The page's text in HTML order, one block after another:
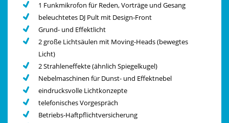
1 Funkmikrofon für Reden, Vorträge und Gesang
beleuchtetes DJ Pult mit Design-Front
Grund- und Effektlicht
2 große Lichtsäulen mit Moving-Heads (bewegtes
Licht)
2 Strahleneffekte (ähnlich Spiegelkugel)
Nebelmaschinen für Dunst- und Effektnebel
eindrucksvolle Lichtkonzepte
telefonisches Vorgespräch
Betriebs-Haftpflichtversicherung